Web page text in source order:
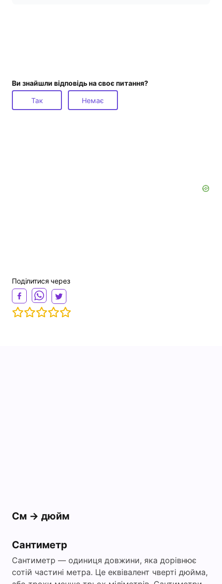
Ви знайшли відповідь на своє питання?
Так Немає
Поділитися через
См -> дюйм
Сантиметр
Сантиметр — одиниця довжини, яка дорівнює
сотій частині метра. Це еквівалент чверті дюйма,